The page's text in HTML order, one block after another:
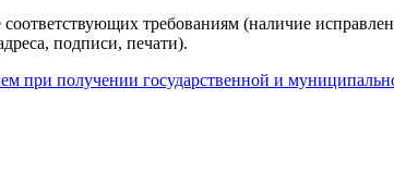
требованиям (наличие
подписи, печати).
при получении государственной и